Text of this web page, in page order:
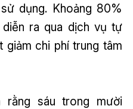
dụng. Khoảng 80%
ra qua dịch vụ tự
chi phí trung tâm
rằng sáu trong mười